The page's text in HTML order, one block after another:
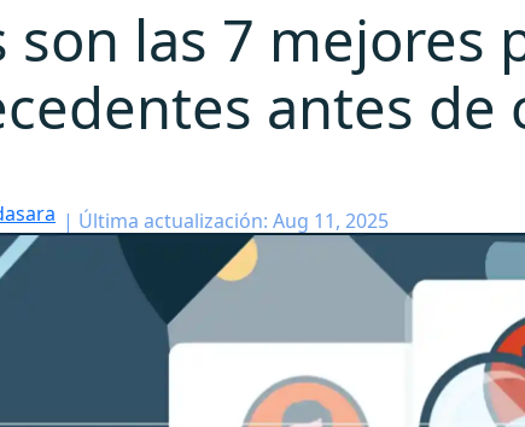
son las 7
antes de
| Última actualización: Aug 11, 2025